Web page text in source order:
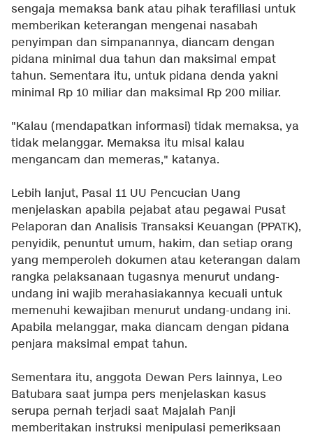
sengaja memaksa bank atau pihak terafiliasi untuk
memberikan keterangan mengenai nasabah
penyimpan dan simpanannya, diancam dengan
pidana minimal dua tahun dan maksimal empat
tahun. Sementara itu, untuk pidana denda yakni
minimal Rp 10 miliar dan maksimal Rp 200 miliar.
"Kalau (mendapatkan informasi) tidak memaksa, ya
tidak melanggar. Memaksa itu misal kalau
mengancam dan memeras," katanya.
Lebih lanjut, Pasal 11 UU Pencucian Uang
menjelaskan apabila pejabat atau pegawai Pusat
Pelaporan dan Analisis Transaksi Keuangan (PPATK),
penyidik, penuntut umum, hakim, dan setiap orang
yang memperoleh dokumen atau keterangan dalam
rangka pelaksanaan tugasnya menurut undang-
undang ini wajib merahasiakannya kecuali untuk
memenuhi kewajiban menurut undang-undang ini.
Apabila melanggar, maka diancam dengan pidana
penjara maksimal empat tahun.
Sementara itu, anggota Dewan Pers lainnya, Leo
Batubara saat jumpa pers menjelaskan kasus
serupa pernah terjadi saat Majalah Panji
memberitakan instruksi menipulasi pemeriksaan